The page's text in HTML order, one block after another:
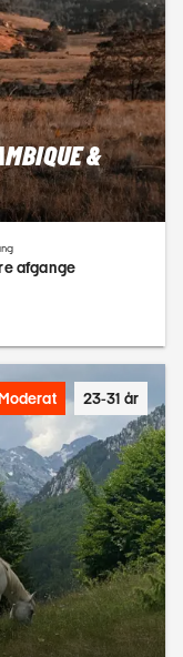
&
afgange
23-31 år